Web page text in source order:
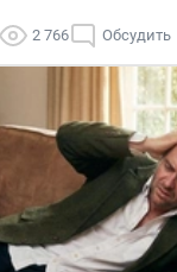
2 766 Обсудить